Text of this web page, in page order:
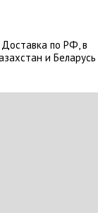
Доставка по РФ, в
и Беларусь